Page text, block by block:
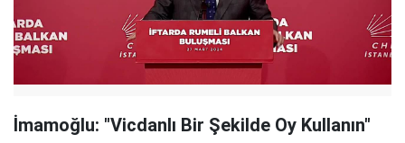
İmamoğlu: "Vicdanlı Bir Şekilde Oy Kullanın"